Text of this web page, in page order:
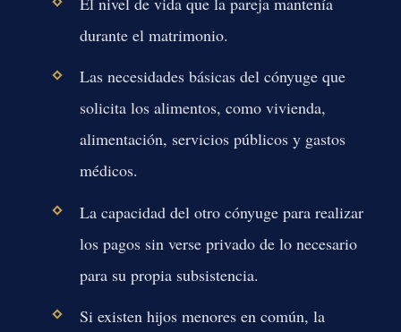
durante el matrimonio.
Las necesidades básicas del cónyuge que
solicita los alimentos, como vivienda,
alimentación, servicios públicos y gastos
médicos.
La capacidad del otro cónyuge para realizar
los pagos sin verse privado de lo necesario
para su propia subsistencia.
Si existen hijos menores en común, la